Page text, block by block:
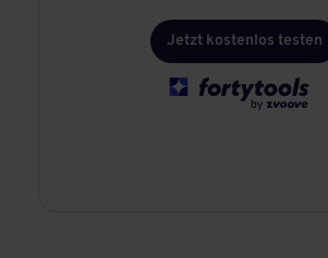
Jetzt kostenlos testen